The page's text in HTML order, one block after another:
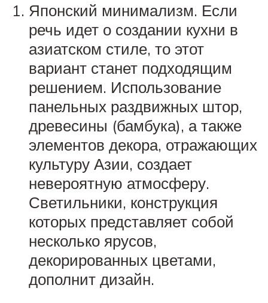
Японский минимализм. Если
речь идет о создании кухни в
азиатском стиле, то этот
вариант станет подходящим
решением. Использование
панельных раздвижных штор,
древесины (бамбука), а также
элементов декора, отражающих
культуру Азии, создает
невероятную атмосферу.
Светильники, конструкция
которых представляет собой
несколько ярусов,
декорированных цветами,
дополнит дизайн.